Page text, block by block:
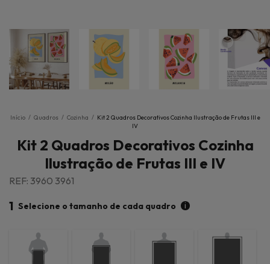
Início / Quadros / Cozinha / Kit 2 Quadros Decorativos Cozinha Ilustração de Frutas III e
IV
Kit 2 Quadros Decorativos Cozinha
Ilustração de Frutas III e IV
REF: 3960 3961
1 Selecione o tamanho de cada quadro i